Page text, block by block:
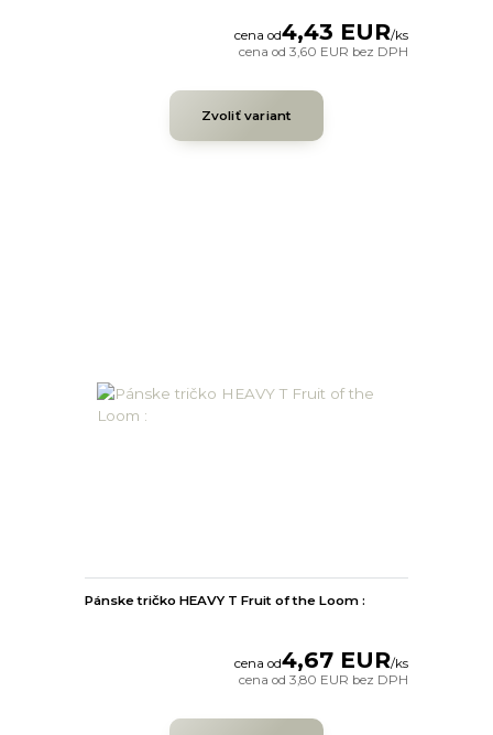
cena od4,43 EUR/ks
cena od3,60 EUR bez DPH
Zvoliť variant
Pánske tričko HEAVY T Fruit of the Loom :
cena od4,67 EUR/ks
cena od3,80 EUR bez DPH